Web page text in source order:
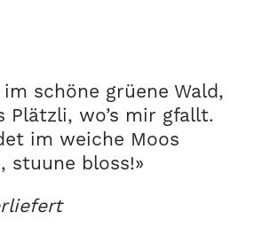
im schöne grüene Wald,
Plätzli, wo’s mir gfallt.
im weiche Moos
stuune bloss!»